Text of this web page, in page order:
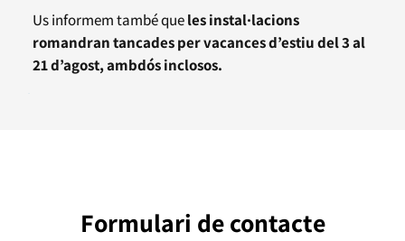
Us informem també queles instal·lacions
romandran tancades per vacances d’estiu del 3 al
21 d’agost, ambdós inclosos.
Formulari de contacte